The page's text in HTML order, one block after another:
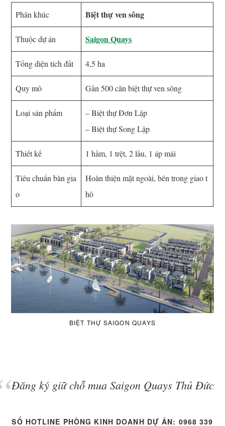
Phân khúc Biệt thự ven sông
Thuộc dự án Saigon Quays
Tổng diện tích đất 4,5 ha
Quy mô Gần 500 căn biệt thự ven sông
Loại sản phẩm
– Biệt thự Đơn Lập
– Biệt thự Song Lập
Thiết kế 1 hầm, 1 trệt, 2 lầu, 1 áp mái
Tiêu chuẩn bàn gia
o
Hoàn thiện mặt ngoài, bên trong giao t
hô
BIỆT THỰ SAIGON QUAYS
Đăng ký giữ chỗ mua Saigon Quays Thủ Đức
SỐ HOTLINE PHÒNG KINH DOANH DỰ ÁN: 0968 339